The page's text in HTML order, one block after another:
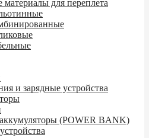
материалы для переплета
и зарядные устройства
(POWER BANK)